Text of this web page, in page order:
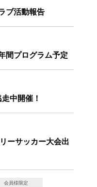
ブ活動報告
間プログラム予定
中開催！
ーサッカー大会出
会員様限定